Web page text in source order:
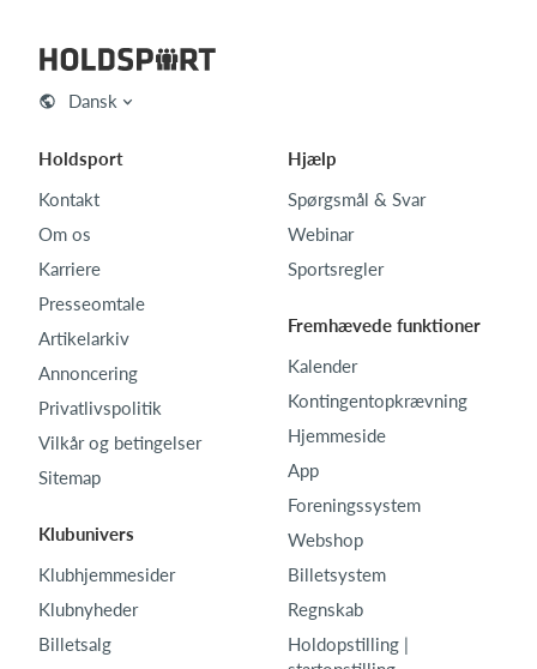
Dansk
Holdsport
Kontakt
Om os
Karriere
Presseomtale
Artikelarkiv
Annoncering
Privatlivspolitik
Vilkår og betingelser
Sitemap
Klubunivers
Klubhjemmesider
Klubnyheder
Billetsalg
Hjælp
Spørgsmål & Svar
Webinar
Sportsregler
Fremhævede funktioner
Kalender
Kontingentopkrævning
Hjemmeside
App
Foreningssystem
Webshop
Billetsystem
Regnskab
Holdopstilling |